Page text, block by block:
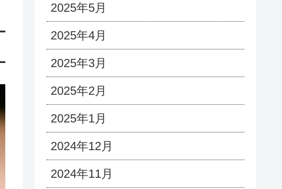
2025年5月
2025年4月
2025年3月
2025年2月
2025年1月
2024年12月
2024年11月